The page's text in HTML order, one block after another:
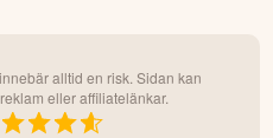
alltid en risk. Sidan kan
eller affiliatelänkar.